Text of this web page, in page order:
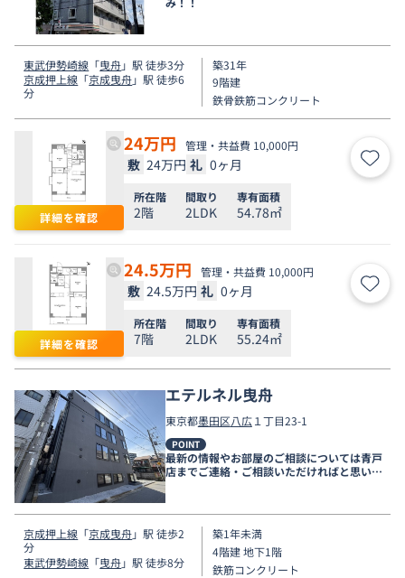
東武伊勢崎線 「曳舟」駅 徒歩3分
京成押上線 「京成曳舟」駅 徒歩6
分
築31年
9階建
鉄骨鉄筋コンクリート
詳細を確認
24万円 管理・共益費 10,000円
敷 24万円 礼 0ヶ月 お気
所在階
2階
間取り
2LDK
専有面積
54.78㎡
詳細を確認
24.5万円 管理・共益費 10,000円
敷 24.5万円 礼 0ヶ月 お気
所在階
7階
間取り
2LDK
専有面積
55.24㎡
エテルネル曳舟
東京都墨田区八広１丁目23-1
POINT
最新の情報やお部屋のご相談については青戸
店までご連絡・ご相談いただければと思いま
す。
京成押上線 「京成曳舟」駅 徒歩2
分
東武伊勢崎線 「曳舟」駅 徒歩8分
築1年未満
4階建 地下1階
鉄筋コンクリート